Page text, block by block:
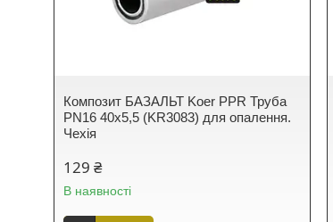
Композит БАЗАЛЬТ Koer PPR Труба
PN16 40х5,5 (KR3083) для опалення.
Чехія
129 ₴
В наявності